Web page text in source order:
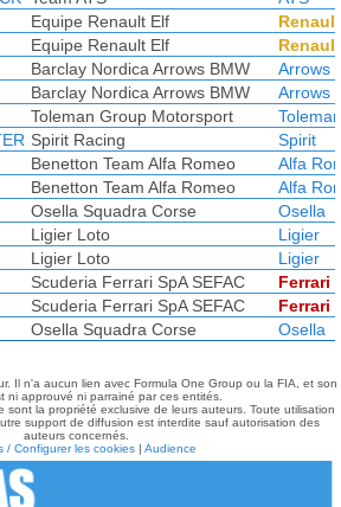
Equipe Renault Elf
Renault
Equipe Renault Elf
Renault
Barclay Nordica Arrows BMW
Arrows
Barclay Nordica Arrows BMW
Arrows
Toleman Group Motorsport
Toleman
Spirit Racing
Spirit
Benetton Team Alfa Romeo
Alfa
Benetton Team Alfa Romeo
Alfa
Osella Squadra Corse
Osella
Ligier Loto
Ligier
Ligier Loto
Ligier
Scuderia Ferrari SpA SEFAC
Ferrari
Scuderia Ferrari SpA SEFAC
Ferrari
Osella Squadra Corse Osella
Il n'a aucun lien avec Formula One Group ou la FIA, et son
ni approuvé ni parrainé par ces entités.
sont la propriété exclusive de leurs auteurs. Toute utilisation
support de diffusion est interdite sauf autorisation des
auteurs concernés.
/ Configurer les cookies | Audience